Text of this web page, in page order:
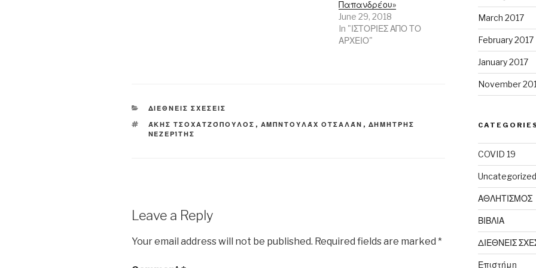
Παπανδρέου»
June 29, 2018
In "ΙΣΤΟΡΙΕΣ ΑΠΟ ΤΟ
ΑΡΧΕΙΟ"
CATEGORIES
ΔΙΕΘΝΕΙΣ ΣΧΕΣΕΙΣ
TAGS
ΆΚΗΣ ΤΣΟΧΑΤΖΌΠΟΥΛΟΣ , ΑΜΠΝΤΟΥΛΆΧ ΟΤΣΑΛΆΝ , ΔΗΜΉΤΡΗΣ
ΝΕΖΕΡΊΤΗΣ
Leave a Reply
Your email address will not be published. Required fields are marked *
March 2017
February 2017
January 2017
November
COVID 19
Uncategorized
ΑΘΛΗΤΙΣΜΟΣ
ΒΙΒΛΙΑ
ΔΙΕΘΝΕΙΣ
Επιστήμη